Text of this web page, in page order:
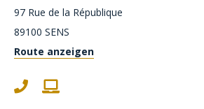
97 Rue de la République
89100 SENS
Route anzeigen